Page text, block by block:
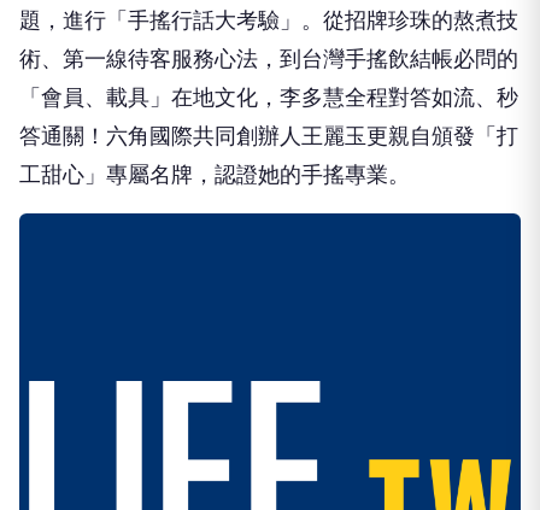
題，進行「手搖行話大考驗」。從招牌珍珠的熬煮技
術、第一線待客服務心法，到台灣手搖飲結帳必問的
「會員、載具」在地文化，李多慧全程對答如流、秒
答通關！六角國際共同創辦人王麗玉更親自頒發「打
工甜心」專屬名牌，認證她的手搖專業。